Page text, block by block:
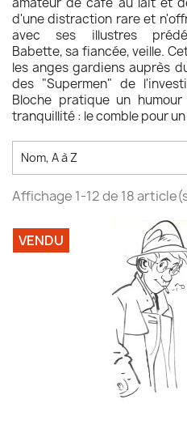
d'une distraction rare et
avec ses illustres
Babette, sa fiancée, veille.
les anges gardiens auprès
des "Supermen" de
Bloche pratique un
tranquillité : le comble pour
Nom, A à Z
Affichage 1-12 de 18
VENDU